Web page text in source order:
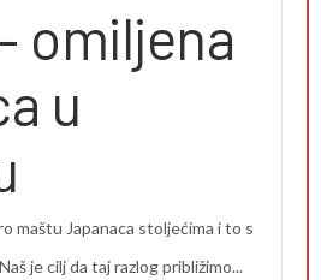
omiljena
u
maštu Japanaca stoljećima i to s
je cilj da taj razlog približimo...